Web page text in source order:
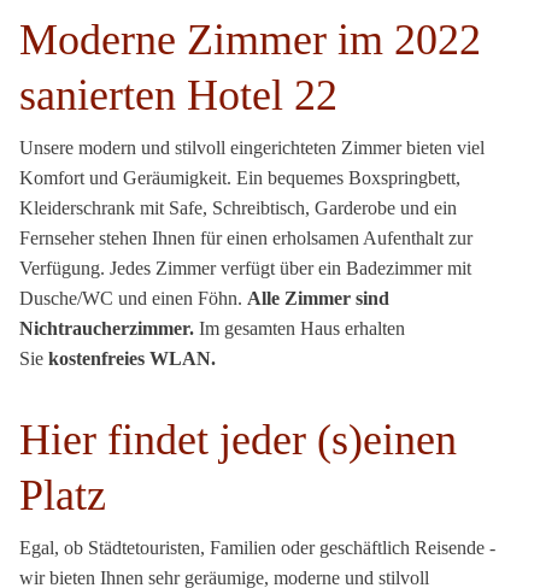
Moderne Zimmer im 2022
sanierten Hotel 22
Unsere modern und stilvoll eingerichteten Zimmer bieten viel
Komfort und Geräumigkeit. Ein bequemes Boxspringbett,
Kleiderschrank mit Safe, Schreibtisch, Garderobe und ein
Fernseher stehen Ihnen für einen erholsamen Aufenthalt zur
Verfügung. Jedes Zimmer verfügt über ein Badezimmer mit
Dusche/WC und einen Föhn. Alle Zimmer sind
Nichtraucherzimmer. Im gesamten Haus erhalten
Sie kostenfreies WLAN.
Hier findet jeder (s)einen
Platz
Egal, ob Städtetouristen, Familien oder geschäftlich Reisende -
wir bieten Ihnen sehr geräumige, moderne und stilvoll